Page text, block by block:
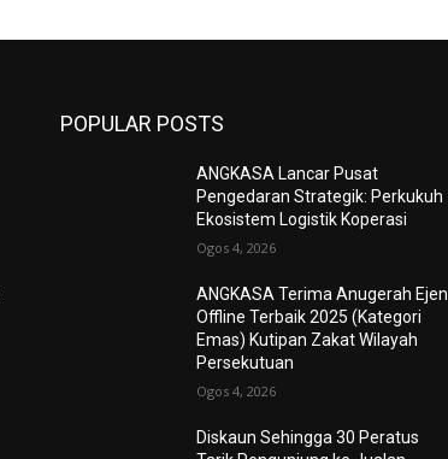
POPULAR POSTS
ANGKASA Lancar Pusat
Pengedaran Strategik: Perkukuh
Ekosistem Logistik Koperasi
Ogos 4, 2026
ANGKASA Terima Anugerah Ejen
Offline Terbaik 2025 (Kategori
Emas) Kutipan Zakat Wilayah
Persekutuan
Ogos 4, 2026
Diskaun Sehingga 30 Peratus